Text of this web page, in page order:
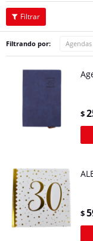
Filtrando por: Agendas
$
$